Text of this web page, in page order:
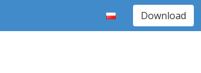
Download